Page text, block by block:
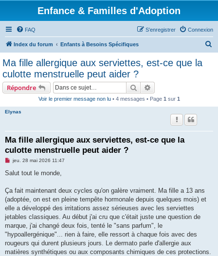
Enfance & Familles d'Adoption
FAQ Connexion
S’enregistrer
Index du forum Enfants à Besoins Spécifiques
Ma fille allergique aux serviettes, est-ce que la
culotte menstruelle peut aider ?
Répondre Rechercher
Voir le premier message non lu• 4 messages • Page 1 sur 1
Elynas
Ma fille allergique aux serviettes, est-ce que la
culotte menstruelle peut aider ?
M
s
g
n
o
l
u
jeu. 28 mai 2026 11:47
Salut tout le monde,
Ça fait maintenant deux cycles qu'on galère vraiment. Ma fille a 13 ans
(adoptée, on est en pleine tempête hormonale depuis quelques mois) et
elle a développé des irritations assez sérieuses avec les serviettes
jetables classiques. Au début j'ai cru que c'était juste une question de
marque, j'ai changé deux fois, tenté le "sans parfum", le
"hypoallergénique"... rien à faire, elle ressort à chaque fois avec des
rougeurs qui durent plusieurs jours. Le dermato parle d'allergie aux
matières synthétiques ou aux composants chimiques de ces protections.